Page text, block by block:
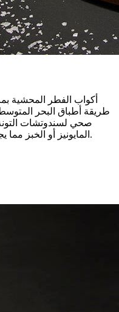
أكواب الفطر المحشية
طريقة أطباق البحر
صحي لسندوتشات التونة
المايونيز أو الخبز مما يجعلها منخفضة السعرات الحرارية نسبيًا.